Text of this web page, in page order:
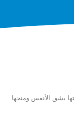
بشق الأنفس ومنحها